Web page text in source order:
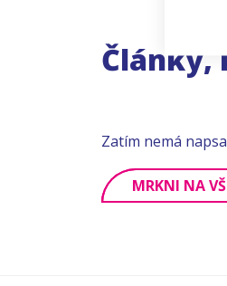
Články,
Zatím nemá
MRKNI NA